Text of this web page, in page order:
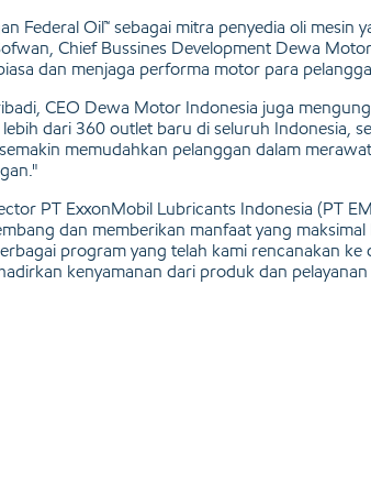
Federal Oil™ sebagai mitra penyedia oli
Chief Bussines Development Dewa
dan menjaga performa motor para
CEO Dewa Motor Indonesia juga
dari 360 outlet baru di seluruh Indonesia,
memudahkan pelanggan dalam
PT ExxonMobil Lubricants Indonesia (PT
dan memberikan manfaat yang
program yang telah kami rencanakan
kenyamanan dari produk dan pelayanan